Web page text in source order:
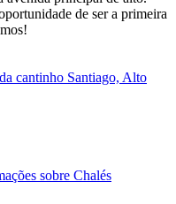
de ser a primeira
cantinho Santiago, Alto
sobre Chalés